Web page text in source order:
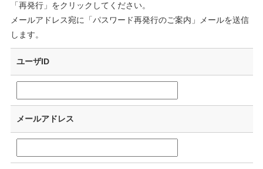
「再発行」をクリックしてください。
メールアドレス宛に「パスワード再発行のご案内」メールを送信
します。
ユーザID
メールアドレス